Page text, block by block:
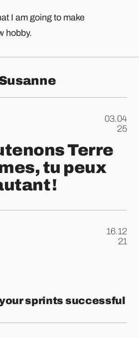
I am going to make
hobby.
03.04
.25
Terre
tu peux
!
16.12
.21
sprints successful